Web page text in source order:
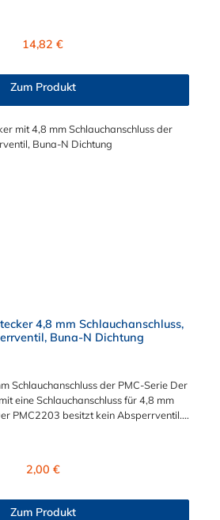
Maß von ≈ 7,9 mm. Sie können diesen
Serie kombinieren.
Regulärer Preis:
14,82 €
Zum Produkt
4,8 mm Schlauchanschluss,
Buna-N Dichtung
Schlauchanschluss der PMC-Serie Der
eine Schlauchanschluss für 4,8 mm
PMC2203 besitzt kein Absperrventil.
, PMC12- und MC- Serie kombinieren.
Regulärer Preis:
2,00 €
Zum Produkt